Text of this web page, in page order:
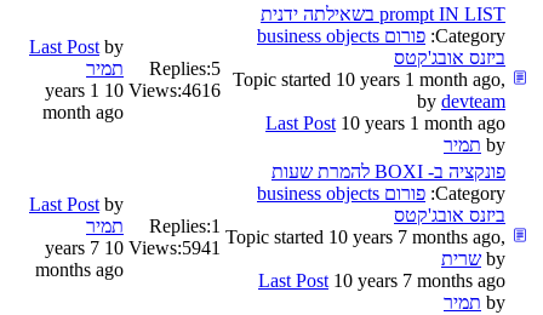
prompt IN LIST בשאילתה ידנית
Category:
פורום business objects
ביזנס אובג'קטס
Topic started 10 years 1 month ago,
by devteam
Last Post 10 years 1 month ago
by תמיר
Replies:5
Views:4616
Last Post by
תמיר
10 years 1
month ago
פונקציה ב- BOXI להמרת שעות
Category:
פורום business objects
ביזנס אובג'קטס
Topic started 10 years 7 months ago,
by שרית
Last Post 10 years 7 months ago
by תמיר
Replies:1
Views:5941
Last Post by
תמיר
10 years 7
months ago